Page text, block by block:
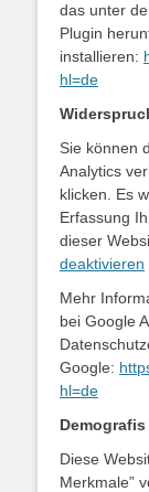
das unter
Plugin
installieren:
hl=de
Sie können
Analytics
klicken. Es
Erfassung
dieser
deaktivieren
Mehr
bei Google
Google:
hl=de
Diese
Merkmale”